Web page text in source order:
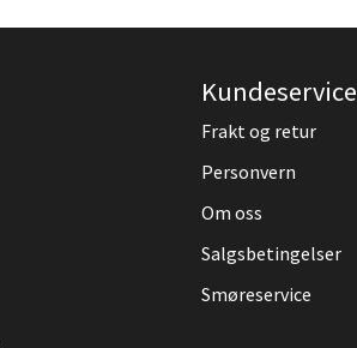
Kundeservice
Frakt og retur
Personvern
Om oss
Salgsbetingelser
Smøreservice